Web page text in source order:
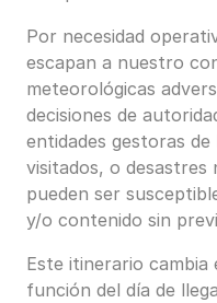
Por necesidad
escapan a nuestro
meteorológicas
decisiones de
entidades gestoras
visitados, o
pueden ser
y/o contenido sin
Este itinerario cambia
función del día de